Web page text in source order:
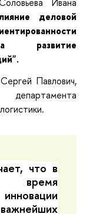
деловой
развитие
Павлович,
что в